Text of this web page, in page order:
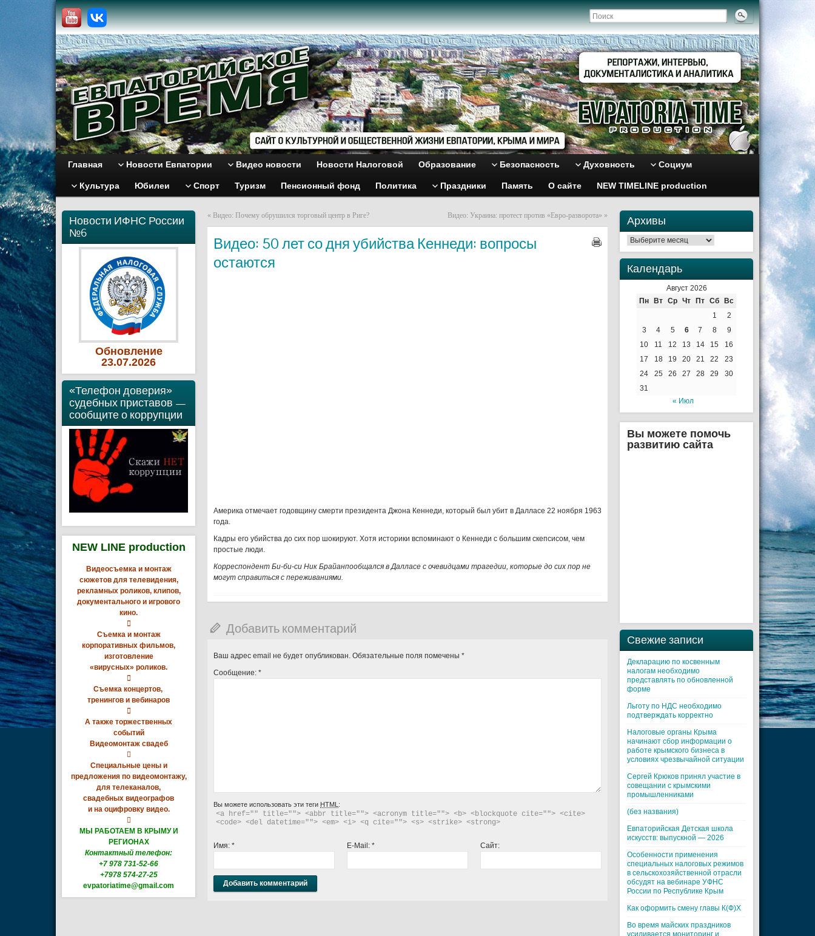
Главная Новости Евпатории Видео новости Новости Налоговой Образование Безопасность Духовность Социум
Культура Юбилеи Спорт Туризм Пенсионный фонд Политика Праздники Память О сайте NEW TIMELINE production
Новости ИФНС России
№6
Обновление
23.07.2026
«Телефон доверия»
судебных приставов —
сообщите о коррупции
NEW LINE production
Видеосъемка и монтаж
сюжетов для телевидения,
рекламных роликов, клипов,
документального и игрового
кино.

Съемка и монтаж
корпоративных фильмов,
изготовление
«вирусных» роликов.

Съемка концертов,
тренингов и вебинаров

А также торжественных
событий
Видеомонтаж свадеб

Специальные цены и
предложения по видеомонтажу,
для телеканалов,
свадебных видеографов
и на оцифровку видео.

МЫ РАБОТАЕМ В КРЫМУ И
РЕГИОНАХ
Контактный телефон:
+7 978 731-52-66
+7978 574-27-25
evpatoriatime@gmail.com
« Видео: Почему обрушился торговый центр в Риге? Видео: Украина: протест против «Евро-разворота» »
Видео: 50 лет со дня убийства Кеннеди: вопросы
остаются
Америка отмечает годовщину смерти президента Джона Кеннеди, который был убит в Далласе 22 ноября 1963
года.
Кадры его убийства до сих пор шокируют. Хотя историки вспоминают о Кеннеди с большим скепсисом, чем
простые люди.
Корреспондент Би-би-си Ник Брайанпообщался в Далласе с очевидцами трагедии, которые до сих пор не
могут справиться с переживаниями.
Добавить комментарий
Ваш адрес email не будет опубликован. Обязательные поля помечены *
Сообщение: *
Вы можете использовать эти теги HTML :
<a href="" title=""> <abbr title=""> <acronym title=""> <b> <blockquote cite=""> <cite>
<code> <del datetime=""> <em> <i> <q cite=""> <s> <strike> <strong>
Имя: * E-Mail: * Сайт:
Архивы
Архивы
Календарь
Август 2026
Пн
Вт Ср Чт Пт Сб
Вс
1
2
3
4 5 6 7 8
9
10
11 12 13 14 15
16
17
18 19 20 21 22
23
24
25 26 27 28 29
30
31
« Июл
Вы можете помочь
развитию сайта
Свежие записи
Декларацию по косвенным
налогам необходимо
представлять по обновленной
форме
Льготу по НДС необходимо
подтверждать корректно
Налоговые органы Крыма
начинают сбор информации о
работе крымского бизнеса в
условиях чрезвычайной ситуации
Cергей Крюков принял участие в
совещании с крымскими
промышленниками
(без названия)
Евпаторийская Детская школа
искусств: выпускной — 2026
Особенности применения
специальных налоговых режимов
в сельскохозяйственной отрасли
обсудят на вебинаре УФНС
России по Республике Крым
Как оформить смену главы К(Ф)Х
Во время майских праздников
усиливается мониторинг и